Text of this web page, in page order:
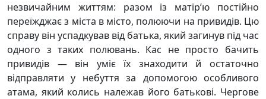
незвичайним життям: разом із матір’ю постійно
переїжджає з міста в місто, полюючи на привидів. Цю
справу він успадкував від батька, який загинув під час
одного з таких полювань. Кас не просто бачить
привидів — він уміє їх знаходити й остаточно
відправляти у небуття за допомогою особливого
атама, який колись належав його батькові. Чергове